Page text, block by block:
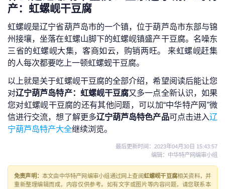
产：虹螺岘干豆腐
虹螺岘是辽宁省葫芦岛市的一个镇，位于葫芦岛市东部与锦
州接壤，坐落在虹螺山脚下的虹螺岘镇盛产干豆腐。名噪东
三省的虹螺岘大集，客商如云，购销两旺。 来虹螺岘赶集
的人每次都要吃上一顿虹螺蚬干豆腐。
以上就是关于虹螺岘干豆腐的全部介绍，希望阅读后能让您
对辽宁葫芦岛特产：虹螺岘干豆腐又多一点全新认识，如果
您对虹螺岘干豆腐的还有其他问题，可以加“中华特产网”微
信进行交流，想了解更多辽宁葫芦岛特色产品可点击进入辽
宁葫芦岛特产大全继续浏览。
最后更新时间： 2023年04月30日 15:43:57
编辑：中华特产网编审小组
免责声明：本文由中华特产网编审小组通过网上查阅虹螺岘干豆腐相关资料，并
重新整理编辑而成，内容仅供参考。如有文字或图片等内容问题，请您联系本